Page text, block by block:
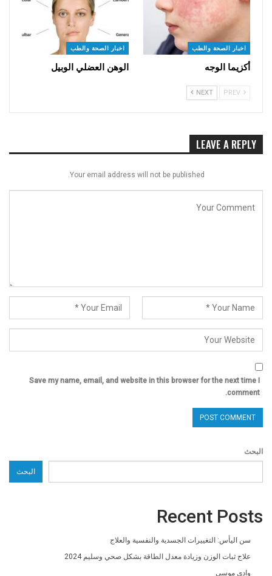
اخبار الصحة والطب
أكزيما الوجه
اخبار الصحة والطب
الوهن العضلي الوبيل
NEXT
LEAVE A REPLY
Your email address will not be published.
Save my name, email, and website in this browser for the next time I
comment.
البحث
البحث
Recent Posts
سن اليأس: التغييرات الجسدية والنفسية والعلاج
علاج ثبات الوزن وزيادة معدل الطاقة بشكل صحي وسليم 2024
وادي موسى